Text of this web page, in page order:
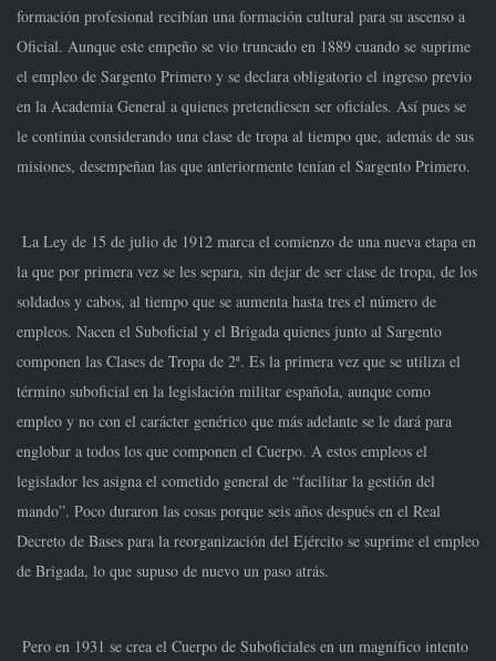
formación profesional recibían una formación cultural para su ascenso a
Oficial. Aunque este empeño se vio truncado en 1889 cuando se suprime
el empleo de Sargento Primero y se declara obligatorio el ingreso previo
en la Academia General a quienes pretendiesen ser oficiales. Así pues se
le continúa considerando una clase de tropa al tiempo que, además de sus
misiones, desempeñan las que anteriormente tenían el Sargento Primero.
La Ley de 15 de julio de 1912 marca el comienzo de una nueva etapa en
la que por primera vez se les separa, sin dejar de ser clase de tropa, de los
soldados y cabos, al tiempo que se aumenta hasta tres el número de
empleos. Nacen el Suboficial y el Brigada quienes junto al Sargento
componen las Clases de Tropa de 2ª. Es la primera vez que se utiliza el
término suboficial en la legislación militar española, aunque como
empleo y no con el carácter genérico que más adelante se le dará para
englobar a todos los que componen el Cuerpo. A estos empleos el
legislador les asigna el cometido general de “facilitar la gestión del
mando”. Poco duraron las cosas porque seis años después en el Real
Decreto de Bases para la reorganización del Ejército se suprime el empleo
de Brigada, lo que supuso de nuevo un paso atrás.
Pero en 1931 se crea el Cuerpo de Suboficiales en un magnífico intento